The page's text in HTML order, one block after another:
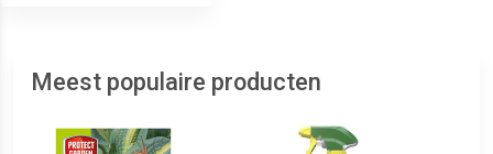
Meest populaire producten